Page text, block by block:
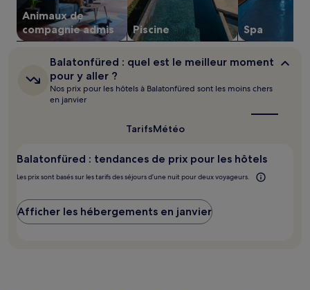
prix
et
la
disponibilité
susceptibles
de
changer.
s’appliquer.
Animaux de
compagnie admis
Piscine Spa
Balatonfüred :
est
le
meilleur
Balatonfüred : quel est le meilleur moment
pour y aller ?
Nos prix pour les hôtels à Balatonfüred sont les moins chers
en janvier
TarifsMétéo
Balatonfüred : tendances de prix pour les hôtels
Les prix sont basés sur les tarifs des séjours d’une nuit pour deux voyageurs.
Afficher les hébergements en janvier